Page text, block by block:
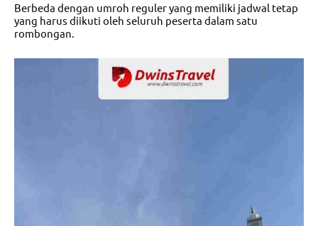
Berbeda dengan umroh reguler yang memiliki jadwal tetap
yang harus diikuti oleh seluruh peserta dalam satu
rombongan.